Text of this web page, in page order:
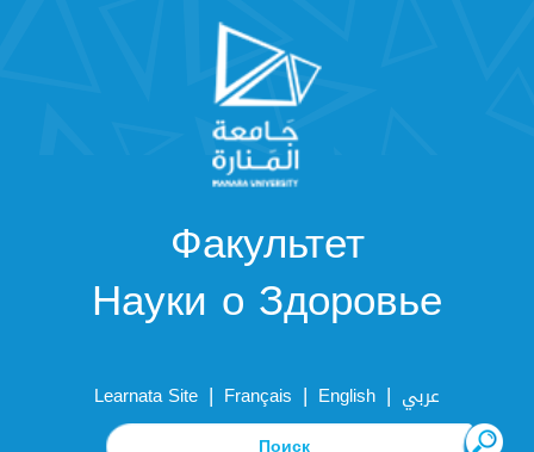
Факультет
Науки о Здоровье
Learnata Site | Français | English | عربي